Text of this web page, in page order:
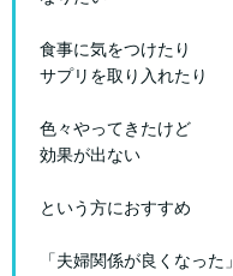
食事に気をつけたり
サプリを取り入れたり
色々やってきたけど
効果が出ない
という方におすすめ
「夫婦関係が良くなった」